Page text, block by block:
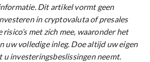
Dit artikel vormt geen
in cryptovaluta of presales
met zich mee, waaronder het
uw volledige inleg. Doe altijd uw eigen
u investeringsbeslissingen neemt.